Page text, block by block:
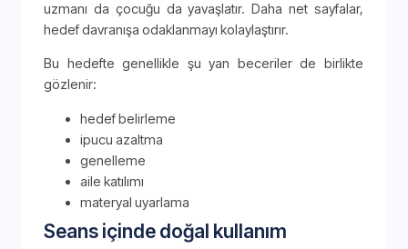
uzmanı da çocuğu da yavaşlatır. Daha net sayfalar,
hedef davranışa odaklanmayı kolaylaştırır.
Bu hedefte genellikle şu yan beceriler de birlikte
gözlenir:
hedef belirleme
ipucu azaltma
genelleme
aile katılımı
materyal uyarlama
Seans içinde doğal kullanım